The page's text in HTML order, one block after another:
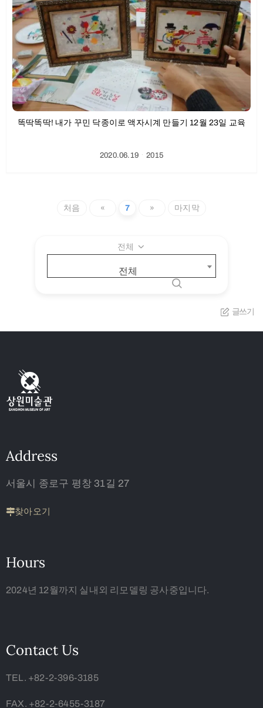
똑딱똑딱! 내가 꾸민 닥종이로 액자시계 만들기 12월 23일 교육
2020.06.19ㆍ2015
처음 « 7 » 마지막
전체
전체
글쓰기
Address
서울시 종로구 평창 31길 27
찾아오기
Hours
2024년 12월까지 실내외 리모델링 공사중입니다.
Contact Us
TEL. +82-2-396-3185
FAX. +82-2-6455-3187